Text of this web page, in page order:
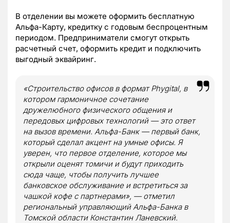
В отделении вы можете оформить бесплатную
Альфа-Карту, кредитку с годовым беспроцентным
периодом. Предприниматели смогут открыть
расчетный счет, оформить кредит и подключить
выгодный эквайринг.
«Строительство офисов в формат Phygital, в
котором гармоничное сочетание
дружелюбного физического общения и
передовых цифровых технологий — это ответ
на вызов времени. Альфа-Банк — первый банк,
который сделал акцент на умные офисы. Я
уверен, что первое отделение, которое мы
открыли оценят томичи и будут приходить
сюда чаще, чтобы получить лучшее
банковское обслуживание и встретиться за
чашкой кофе с партнерами», — отметил
региональный управляющий Альфа-Банка в
Томской области Константин Ланевский.